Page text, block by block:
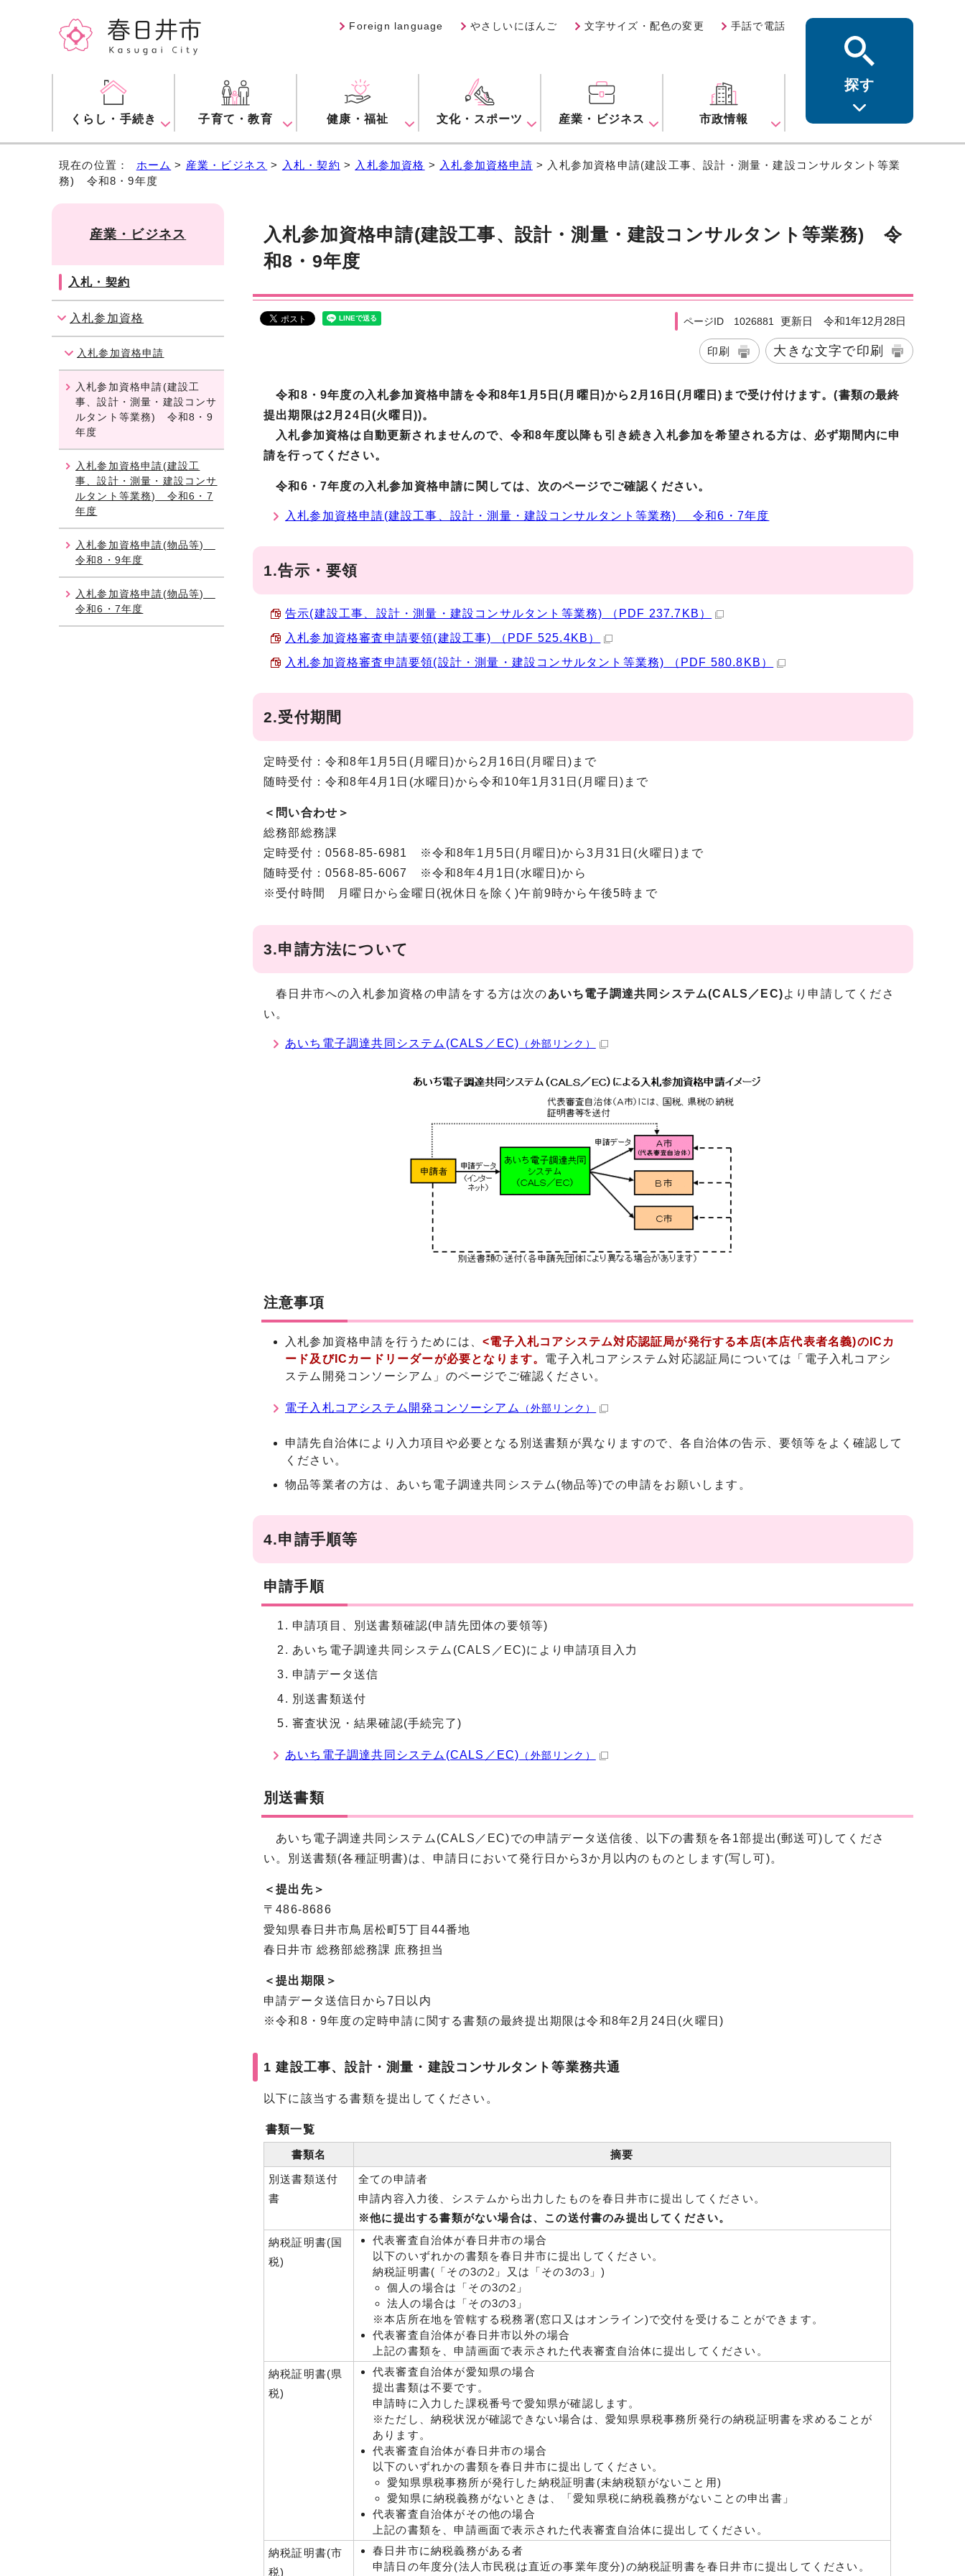
Foreign language やさしいにほんご 文字サイズ・配色の変更 手話で電話
くらし・手続き 子育て・教育 健康・福祉 文化・スポーツ 産業・ビジネス 市政情報
探す
現在の位置： ホーム > 産業・ビジネス > 入札・契約 > 入札参加資格 > 入札参加資格申請 > 入札参加資格申請(建設工事、設計・測量・建設コンサルタント等業
務) 令和8・9年度
入札参加資格申請(建設工事、設計・測量・建設コンサルタント等業務) 令
和8・9年度
ページID 1026881 更新日 令和1年12月28日
印刷 大きな文字で印刷
令和8 ・9年度の入札参加資格申請を令和8年1月5日(月曜日)から2月16日(月曜日)まで受け付けます。(書類の最終
提出期限は2月24日(火曜日))。
入札参加資格は自動更新されませんので、令和8年度以降も引き続き入札参加を希望される方は、必ず期間内に申
請を行ってください。
令和6・7年度の入札参加資格申請に関しては、次のページでご確認ください。
入札参加資格申請(建設工事、設計・測量・建設コンサルタント等業務) 令和6・7年度
1.告示・要領
告示(建設工事、設計・測量・建設コンサルタント等業務) （PDF 237.7KB）
入札参加資格審査申請要領(建設工事) （PDF 525.4KB）
入札参加資格審査申請要領(設計・測量・建設コンサルタント等業務) （PDF 580.8KB）
2.受付期間
定時受付：令和8年1月5日(月曜日)から2月16日(月曜日)まで
随時受付：令和8年4月1日(水曜日)から令和10年1月31日(月曜日)まで
＜問い合わせ＞
総務部総務課
定時受付：0568-85-6981 ※令和8年1月5日(月曜日)から3月31日(火曜日)まで
随時受付：0568-85-6067 ※令和8年4月1日(水曜日)から
※受付時間 月曜日から金曜日(祝休日を除く)午前9時から午後5時まで
3.申請方法について
春日井市への入札参加資格の申請をする方は次のあいち電子調達共同システム(CALS／EC)より申請してくださ
い。
あいち電子調達共同システム(CALS／EC) （外部リンク）
注意事項
入札参加資格申請を行うためには、<電子入札コアシステム対応認証局が発行する本店(本店代表者名義)のICカ
ード及びICカードリーダーが必要となります。 電子入札コアシステム対応認証局については「電子入札コアシ
ステム開発コンソーシアム」のページでご確認ください。
電子入札コアシステム開発コンソーシアム （外部リンク）
申請先自治体により入力項目や必要となる別送書類が異なりますので、各自治体の告示、要領等をよく確認して
ください。
物品等業者の方は、あいち電子調達共同システム(物品等)での申請をお願いします。
4.申請手順等
申請手順
申請項目、別送書類確認(申請先団体の要領等)
あいち電子調達共同システム(CALS／EC)により申請項目入力
申請データ送信
別送書類送付
審査状況・結果確認(手続完了)
あいち電子調達共同システム(CALS／EC) （外部リンク）
別送書類
あいち電子調達共同システム(CALS／EC)での申請データ送信後、以下の書類を各1部提出(郵送可)してくださ
い。別送書類(各種証明書)は、申請日において発行日から3か月以内のものとします(写し可)。
＜提出先＞
〒486-8686
愛知県春日井市鳥居松町5丁目44番地
春日井市 総務部総務課 庶務担当
＜提出期限＞
申請データ送信日から7日以内
※令和8・9年度の定時申請に関する書類の最終提出期限は令和8年2月24日(火曜日)
1 建設工事、設計・測量・建設コンサルタント等業務共通
以下に該当する書類を提出してください。
書類一覧
書類名
摘要
別送書類送付
書
全ての申請者
申請内容入力後、システムから出力したものを春日井市に提出してください。
※他に提出する書類がない場合は、この送付書のみ提出してください。
納税証明書(国
税)
代表審査自治体が春日井市の場合
以下のいずれかの書類を春日井市に提出してください。
納税証明書(「その3の2」又は「その3の3」)
個人の場合は「その3の2」
法人の場合は「その3の3」
※本店所在地を管轄する税務署(窓口又はオンライン)で交付を受けることができます。
代表審査自治体が春日井市以外の場合
上記の書類を、申請画面で表示された代表審査自治体に提出してください。
納税証明書(県
税)
代表審査自治体が愛知県の場合
提出書類は不要です。
申請時に入力した課税番号で愛知県が確認します。
※ただし、納税状況が確認できない場合は、愛知県県税事務所発行の納税証明書を求めることが
あります。
代表審査自治体が春日井市の場合
以下のいずれかの書類を春日井市に提出してください。
愛知県県税事務所が発行した納税証明書(未納税額がないこと用)
愛知県に納税義務がないときは、「愛知県税に納税義務がないことの申出書」
代表審査自治体がその他の場合
上記の書類を、申請画面で表示された代表審査自治体に提出してください。
納税証明書(市
税)
春日井市に納税義務がある者
申請日の年度分(法人市民税は直近の事業年度分)の納税証明書を春日井市に提出してください。
産業・ビジネス
入札・契約
入札参加資格
入札参加資格申請
入札参加資格申請(建設工
事、設計・測量・建設コンサ
ルタント等業務) 令和8・9
年度
入札参加資格申請(建設工
事、設計・測量・建設コンサ
ルタント等業務) 令和6・7
年度
入札参加資格申請(物品等)
令和8・9年度
入札参加資格申請(物品等)
令和6・7年度